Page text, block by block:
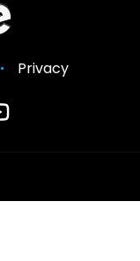
Privacy